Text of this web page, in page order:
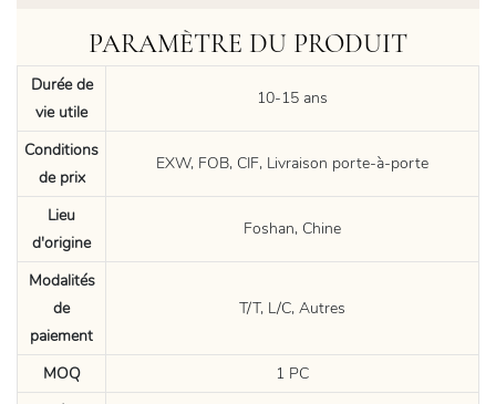
PARAMÈTRE DU PRODUIT
Durée de
vie utile
10-15 ans
Conditions
de prix
EXW, FOB, CIF, Livraison porte-à-porte
Lieu
d'origine
Foshan, Chine
Modalités
de
paiement
T/T, L/C, Autres
MOQ
1 PC